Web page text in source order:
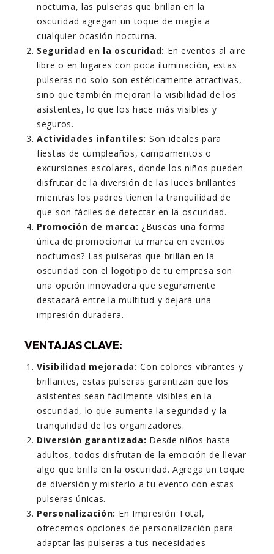
nocturna, las pulseras que brillan en la
oscuridad agregan un toque de magia a
cualquier ocasión nocturna.
Seguridad en la oscuridad: En eventos al aire
libre o en lugares con poca iluminación, estas
pulseras no solo son estéticamente atractivas,
sino que también mejoran la visibilidad de los
asistentes, lo que los hace más visibles y
seguros.
Actividades infantiles: Son ideales para
fiestas de cumpleaños, campamentos o
excursiones escolares, donde los niños pueden
disfrutar de la diversión de las luces brillantes
mientras los padres tienen la tranquilidad de
que son fáciles de detectar en la oscuridad.
Promoción de marca: ¿Buscas una forma
única de promocionar tu marca en eventos
nocturnos? Las pulseras que brillan en la
oscuridad con el logotipo de tu empresa son
una opción innovadora que seguramente
destacará entre la multitud y dejará una
impresión duradera.
VENTAJAS CLAVE:
Visibilidad mejorada: Con colores vibrantes y
brillantes, estas pulseras garantizan que los
asistentes sean fácilmente visibles en la
oscuridad, lo que aumenta la seguridad y la
tranquilidad de los organizadores.
Diversión garantizada: Desde niños hasta
adultos, todos disfrutan de la emoción de llevar
algo que brilla en la oscuridad. Agrega un toque
de diversión y misterio a tu evento con estas
pulseras únicas.
Personalización: En Impresión Total,
ofrecemos opciones de personalización para
adaptar las pulseras a tus necesidades